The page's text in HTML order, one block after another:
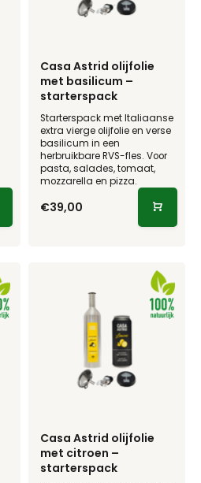
Casa Astrid olijfolie
met basilicum –
starterspack
Starterspack met Italiaanse
extra vierge olijfolie en verse
basilicum in een
herbruikbare RVS-fles. Voor
pasta, salades, tomaat,
mozzarella en pizza.
€39,00
Casa Astrid olijfolie
met citroen –
starterspack